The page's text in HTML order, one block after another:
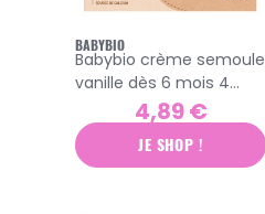
BABYBIO
Babybio crème semoule
vanille dès 6 mois 4
gourdes x 85g
4,89 €
JE SHOP !